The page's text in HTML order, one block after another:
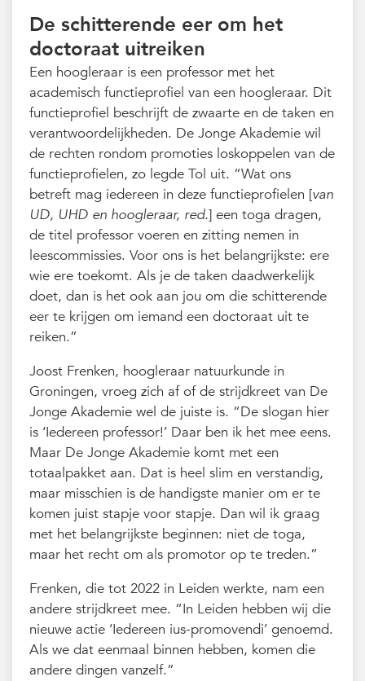
De schitterende eer om het
doctoraat uitreiken
Een hoogleraar is een professor met het
academisch functieprofiel van een hoogleraar. Dit
functieprofiel beschrijft de zwaarte en de taken en
verantwoordelijkheden. De Jonge Akademie wil
de rechten rondom promoties loskoppelen van de
functieprofielen, zo legde Tol uit. “Wat ons
betreft mag iedereen in deze functieprofielen [van
UD, UHD en hoogleraar, red.] een toga dragen,
de titel professor voeren en zitting nemen in
leescommissies. Voor ons is het belangrijkste: ere
wie ere toekomt. Als je de taken daadwerkelijk
doet, dan is het ook aan jou om die schitterende
eer te krijgen om iemand een doctoraat uit te
reiken.”
Joost Frenken, hoogleraar natuurkunde in
Groningen, vroeg zich af of de strijdkreet van De
Jonge Akademie wel de juiste is. “De slogan hier
is ‘Iedereen professor!’ Daar ben ik het mee eens.
Maar De Jonge Akademie komt met een
totaalpakket aan. Dat is heel slim en verstandig,
maar misschien is de handigste manier om er te
komen juist stapje voor stapje. Dan wil ik graag
met het belangrijkste beginnen: niet de toga,
maar het recht om als promotor op te treden.”
Frenken, die tot 2022 in Leiden werkte, nam een
andere strijdkreet mee. “In Leiden hebben wij die
nieuwe actie ‘Iedereen ius-promovendi’ genoemd.
Als we dat eenmaal binnen hebben, komen die
andere dingen vanzelf.”